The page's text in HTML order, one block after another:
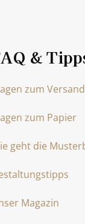
&
zum Versand
zum Papier
geht die
Magazin